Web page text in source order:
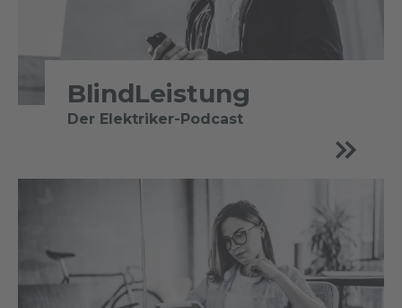
BlindLeistung
Der Elektriker-Podcast